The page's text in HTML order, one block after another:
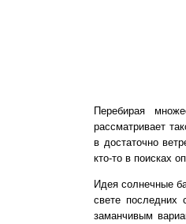
Перебирая
рассматривает
в достаточно
кто-то в поисках
Идея солнечные
свете последних
заманчивым